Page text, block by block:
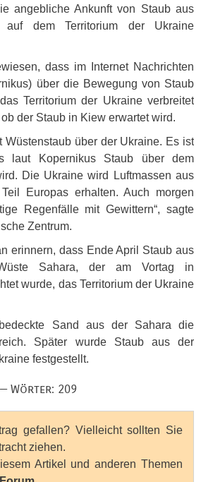
angebliche Ankunft von Staub aus
dem Territorium der Ukraine
dass im Internet Nachrichten
über die Bewegung von Staub
Territorium der Ukraine verbreitet
der Staub in Kiew erwartet wird.
Wüstenstaub über der Ukraine. Es ist
laut Kopernikus Staub über dem
Die Ukraine wird Luftmassen aus
Europas erhalten. Auch morgen
Regenfälle mit Gewittern“, sagte
Zentrum.
erinnern, dass Ende April Staub aus
Sahara, der am Vortag in
wurde, das Territorium der Ukraine
Sand aus der Sahara die
Später wurde Staub aus der
festgestellt.
Wörter: 209
gefallen? Vielleicht sollten Sie
ziehen.
Artikel und anderen Themen